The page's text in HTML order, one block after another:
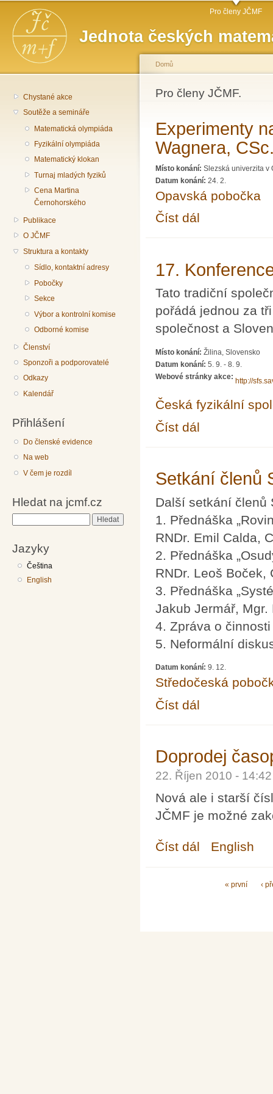
Jednota českých
Hlavní menu Pro členy JČMF
Chystané akce
Soutěže a semináře
Matematická olympiáda
Fyzikální olympiáda
Matematický klokan
Turnaj mladých fyziků
Cena Martina
Černohorského
Publikace
O JČMF
Struktura a kontakty
Sídlo, kontaktní adresy
Pobočky
Sekce
Výbor a kontrolní komise
Odborné komise
Členství
Sponzoři a podporovatelé
Odkazy
Kalendář
Přihlášení
Do členské evidence
Na web
V čem je rozdíl
Hledat na jcmf.cz
Jazyky
Čeština
English
Jste zde
Domů
Pro členy JČMF.
Experimenty
Wagnera,
Místo konání: Slezská univerzita v
Datum konání: 24. 2.
Opavská pobočka
Číst dál
17.
Tato tradiční
pořádá jednou za
společnost a
Místo konání: Žilina, Slovensko
Datum konání: 5. 9. - 8. 9.
Webové stránky akce:
http://
Česká fyzikální
Číst dál
Setkání členů
Další setkání členů
1. Přednáška
RNDr. Emil Calda,
2. Přednáška
RNDr. Leoš Boček,
3. Přednáška
Jakub Jermář, Mgr.
4. Zpráva o
5. Neformální
Datum konání: 9. 12.
Středočeská
Číst dál
Doprodej
22. Říjen 2010 -
Nová ale i starší
JČMF je možné
Číst dál Doprodej časopisů
English
« první ‹